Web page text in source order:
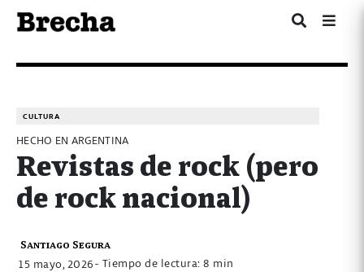
CULTURA
HECHO EN ARGENTINA
Revistas de rock (pero
de rock nacional)
Santiago Segura
15 mayo, 2026- Tiempo de lectura: 8 min